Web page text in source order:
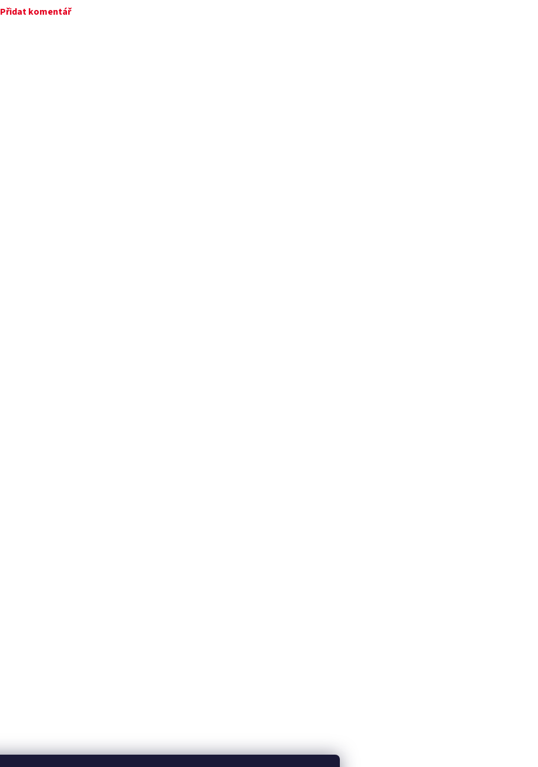
Přidat komentář